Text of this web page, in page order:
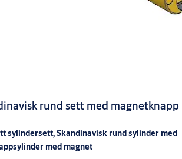
rund sett med magnetknapp
sylindersett, Skandinavisk rund sylinder med
med magnet